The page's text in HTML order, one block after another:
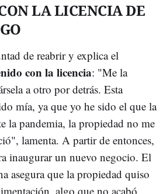
LA LICENCIA DE
de reabrir y explica el
con la licencia: "Me la
a otro por detrás. Esta
mía, ya que yo he sido el que la
la pandemia, la propiedad no me
lamenta. A partir de entonces,
inaugurar un nuevo negocio. El
asegura que la propiedad quiso
algo que no acabó